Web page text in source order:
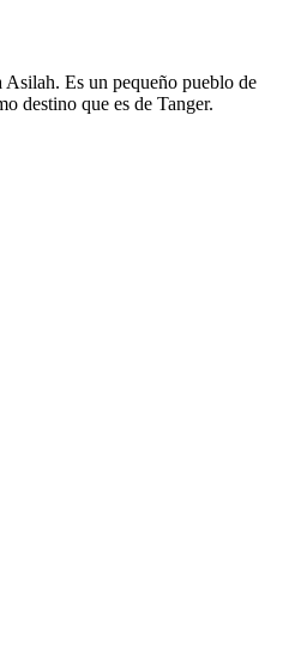
Asilah. Es un pequeño pueblo de
destino que es de Tanger.